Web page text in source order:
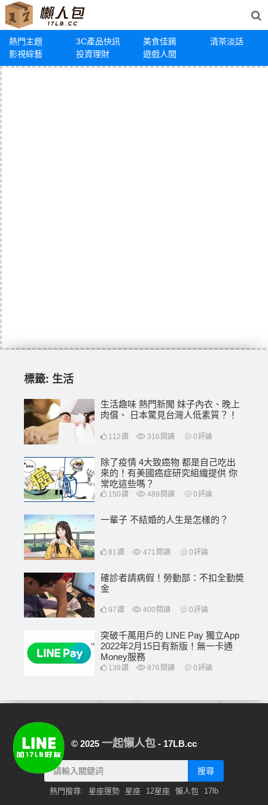
熱門主題 3C產品快訊 美食佳餚
清茶淡話
影視綜藝
投資理財 遊戲人間
標籤: 生活
生活趣味 熱門新聞 妹子內衣、晚上
肉償、 日本驚見台灣人低素質？！
112讚 316 閱讀 0評論
除了疫情 4大致癌物 都是自己吃出
來的！有美國癌症研究組織提供 你
常吃這些嗎？
150讚 489 閱讀 0評論
一輩子 不結婚的人生是怎樣的？
81 讚 471 閱讀 0評論
確診者請病假！勞動部：不扣全勤奬
金
97讚 400 閱讀 0評論
突破千萬用戶的 LINE Pay 獨立App
2022年2月15日有新版！無一卡通
Money服務
139讚 876 閱讀 0評論
© 2025 一起懶人包 - 17LB.cc
搜尋
熱門搜尋: 星座運勢 星座 12星座 懶人包 17lb